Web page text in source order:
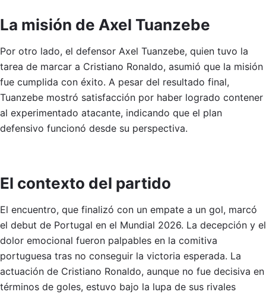
La misión de Axel Tuanzebe
Por otro lado, el defensor Axel Tuanzebe, quien tuvo la
tarea de marcar a Cristiano Ronaldo, asumió que la misión
fue cumplida con éxito. A pesar del resultado final,
Tuanzebe mostró satisfacción por haber logrado contener
al experimentado atacante, indicando que el plan
defensivo funcionó desde su perspectiva.
El contexto del partido
El encuentro, que finalizó con un empate a un gol, marcó
el debut de Portugal en el Mundial 2026. La decepción y el
dolor emocional fueron palpables en la comitiva
portuguesa tras no conseguir la victoria esperada. La
actuación de Cristiano Ronaldo, aunque no fue decisiva en
términos de goles, estuvo bajo la lupa de sus rivales